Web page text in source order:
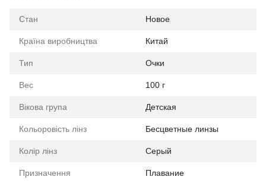
Стан Новое
Країна виробництва Китай
Тип Очки
Вес 100 г
Вікова група Детская
Кольоровість лінз Бесцветные линзы
Колір лінз Серый
Призначення Плавание